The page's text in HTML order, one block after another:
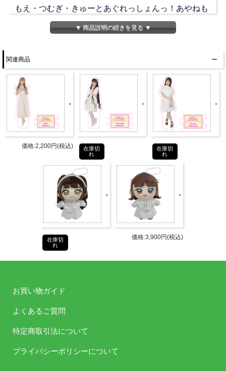
もえ・つむぎ・きゅーとあぐれっしょんっ！あやねも
パーソナリティ・佳原萌枝さんのぬいぐるみ！
普段から一緒に生活して、ラジオを聴いたり！
色々な場所に連れて行ってあげて下さい♪
【こちらご了承下さい！】
※ こちらはサンプル画像です。
※ 1つ1つ手作業で制作している為、色や形に若干の差
が出てしまう場合がございます。
商品詳細
2026年4月30日イベント先行販売
サイズ：およそW72 x H128 x T62
販売元
ード
4582778183834
▼ 商品説明の続きを見る ▼
関連商品
価格:2,200円(税込)
在庫切
れ
在庫切
れ
在庫切
れ
価格:3,900円(税込)
お買い物ガイド
よくあるご質問
特定商取引法について
プライバシーポリシーについて